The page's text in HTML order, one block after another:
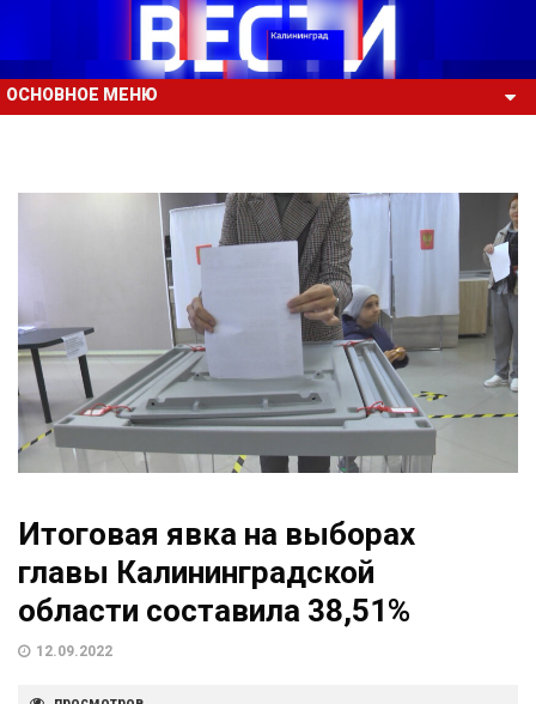
ОСНОВНОЕ МЕНЮ
Итоговая явка на выборах
главы Калининградской
области составила 38,51%
12.09.2022